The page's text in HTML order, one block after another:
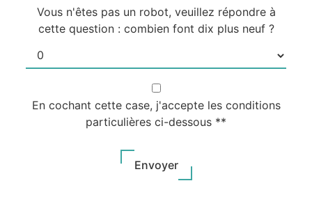
Vous n'êtes pas un robot, veuillez répondre à
cette question : combien font dix plus neuf ?
En cochant cette case, j'accepte les conditions
particulières ci-dessous **
Envoyer